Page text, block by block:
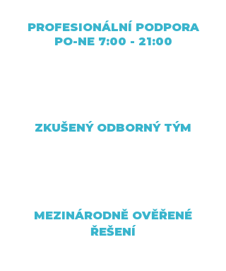
PROFESIONÁLNÍ PODPORA
PO-NE 7:00 - 21:00
ZKUŠENÝ ODBORNÝ TÝM
MEZINÁRODNĚ OVĚŘENÉ
ŘEŠENÍ